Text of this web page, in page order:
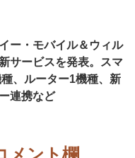
ー・モバイル＆ウィル
サービスを発表。スマ
、ルーター1機種、新
連携など
メント欄